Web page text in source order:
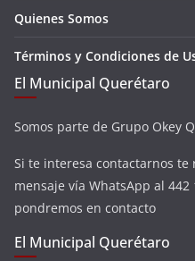
Quienes Somos
Términos y Condiciones de
El Municipal Querétaro
Somos parte de Grupo Okey
Si te interesa contactarnos
mensaje vía WhatsApp al 442
pondremos en contacto
El Municipal Querétaro